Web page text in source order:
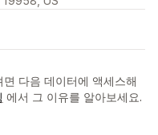
다음 데이터에 액세스해
에서 그 이유를 알아보세요.